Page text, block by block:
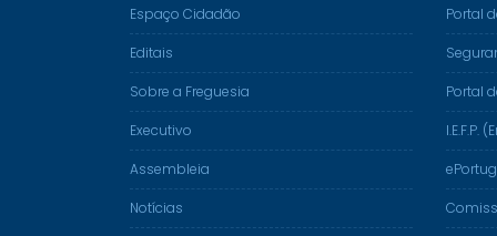
Espaço Cidadão
Editais
Sobre a Freguesia
Executivo
Assembleia
Notícias
Portal
Portal
I.E.F.P.